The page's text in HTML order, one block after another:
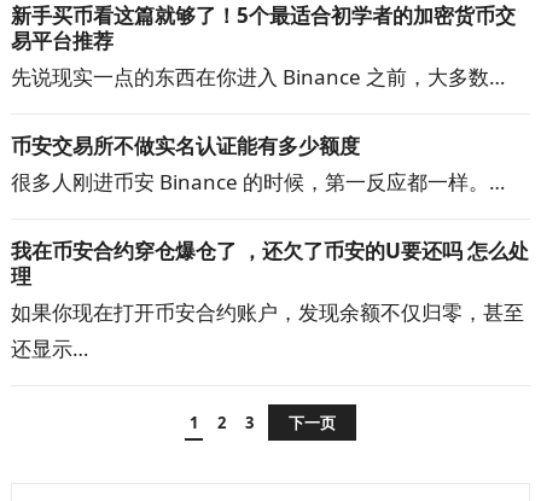
新手买币看这篇就够了！5个最适合初学者的加密货币交
易平台推荐
先说现实一点的东西在你进入 Binance 之前，大多数…
币安交易所不做实名认证能有多少额度
很多人刚进币安 Binance 的时候，第一反应都一样。…
我在币安合约穿仓爆仓了 ，还欠了币安的U要还吗 怎么处
理
如果你现在打开币安合约账户，发现余额不仅归零，甚至
还显示…
1 2 3 下一页